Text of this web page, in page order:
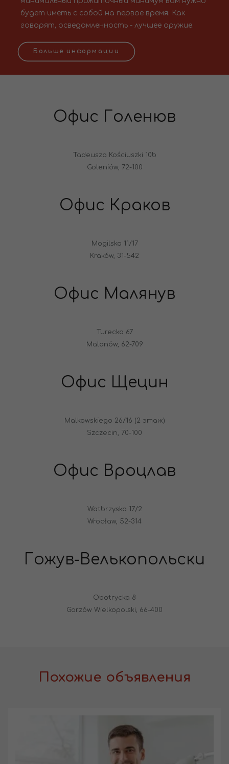
будет иметь с собой на первое время. Как
говорят, осведомленность - лучшее оружие.
Больше информации
Офис Голенюв
Tadeusza Kościuszki 10b
Goleniów, 72-100
Офис Краков
Mogilska 11/17
Kraków, 31-542
Офис Малянув
Turecka 67
Malanów, 62-709
Офис Щецин
Malkowskiego 26/16 (2 этаж)
Szczecin, 70-100
Офис Вроцлав
Watbrzyska 17/2
Wrocław, 52-314
Гожув-Велькопольски
Obotrycka 8
Gorzów Wielkopolski, 66-400
Похожие объявления